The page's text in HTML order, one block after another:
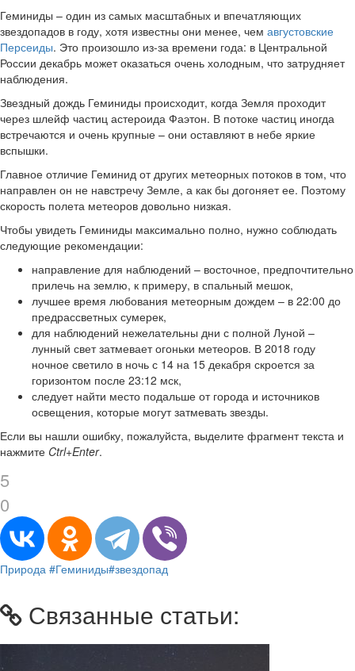
Геминиды – один из самых масштабных и впечатляющих
звездопадов в году, хотя известны они менее, чем августовские
Персеиды. Это произошло из-за времени года: в Центральной
России декабрь может оказаться очень холодным, что затрудняет
наблюдения.
Звездный дождь Геминиды происходит, когда Земля проходит
через шлейф частиц астероида Фаэтон. В потоке частиц иногда
встречаются и очень крупные – они оставляют в небе яркие
вспышки.
Главное отличие Геминид от других метеорных потоков в том, что
направлен он не навстречу Земле, а как бы догоняет ее. Поэтому
скорость полета метеоров довольно низкая.
Чтобы увидеть Геминиды максимально полно, нужно соблюдать
следующие рекомендации:
направление для наблюдений – восточное, предпочтительно
прилечь на землю, к примеру, в спальный мешок,
лучшее время любования метеорным дождем – в 22:00 до
предрассветных сумерек,
для наблюдений нежелательны дни с полной Луной –
лунный свет затмевает огоньки метеоров. В 2018 году
ночное светило в ночь с 14 на 15 декабря скроется за
горизонтом после 23:12 мск,
следует найти место подальше от города и источников
освещения, которые могут затмевать звезды.
Если вы нашли ошибку, пожалуйста, выделите фрагмент текста и
нажмите Ctrl+Enter.
5
0
Природа #Геминиды#звездопад
Связанные статьи: